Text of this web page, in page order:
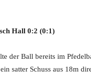
Hall 0:2 (0:1)
der Ball bereits im
satter Schuss aus 18m